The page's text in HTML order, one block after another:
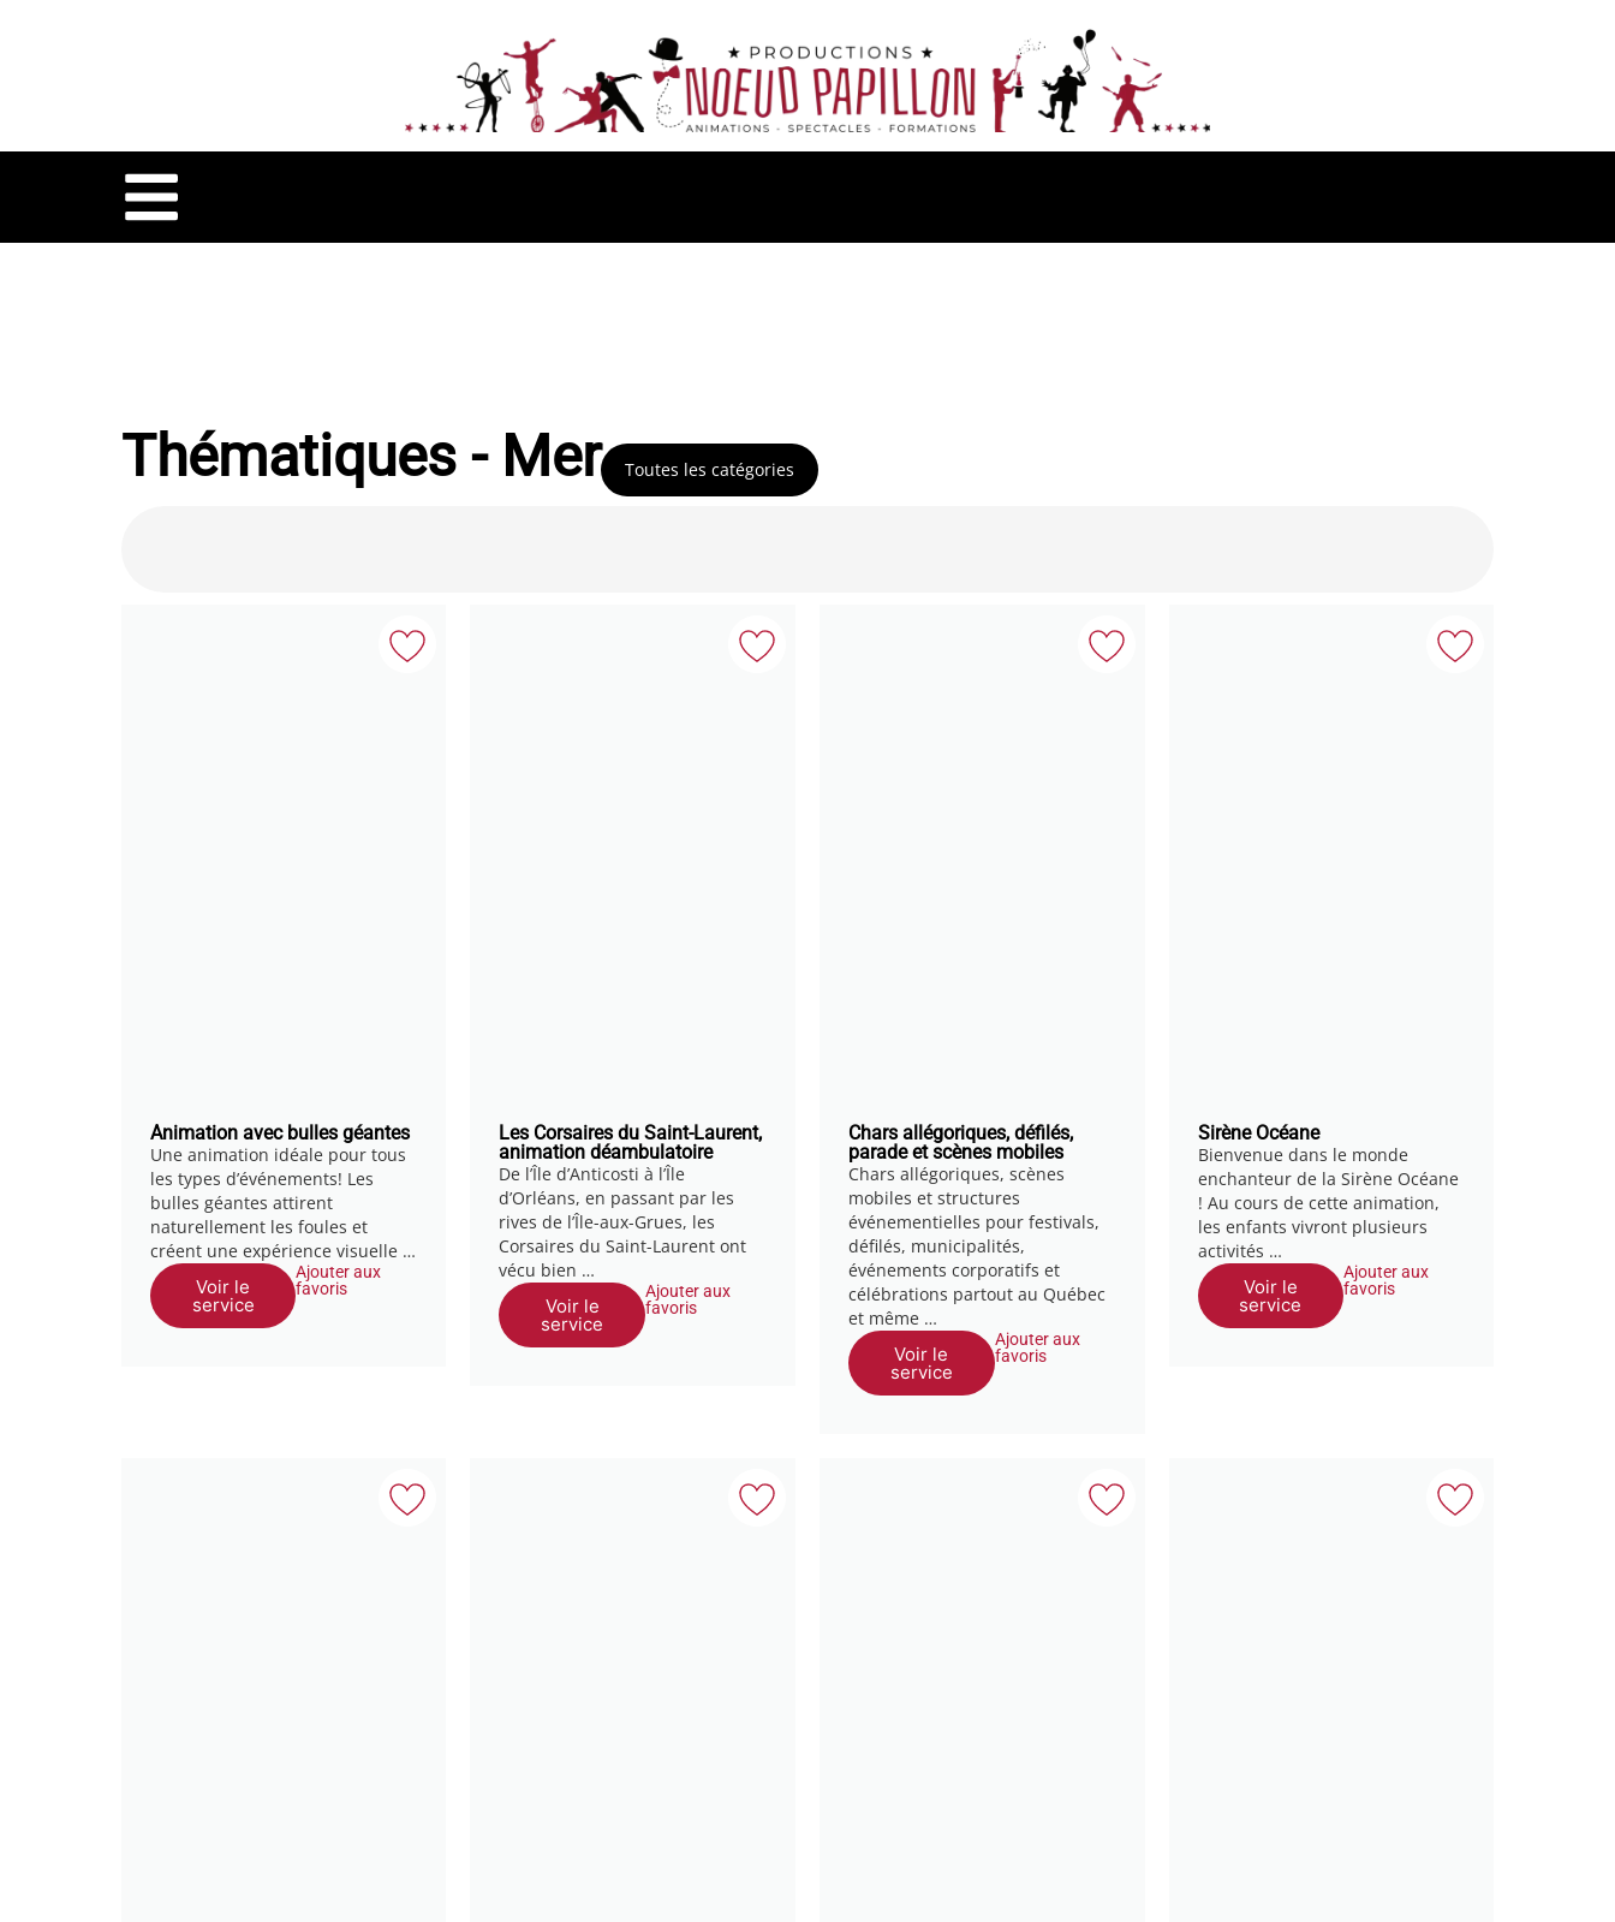
Thématiques - Mer Toutes les catégories
Animation avec bulles géantes
Une animation idéale pour tous
les types d’événements! Les
bulles géantes attirent
naturellement les foules et
créent une expérience visuelle …
Voir le
service
Ajouter aux
favoris
Les Corsaires du Saint-Laurent,
animation déambulatoire
De l’Île d’Anticosti à l’Île
d’Orléans, en passant par les
rives de l’Île-aux-Grues, les
Corsaires du Saint-Laurent ont
vécu bien …
Voir le
service
Ajouter aux
favoris
Chars allégoriques, défilés,
parade et scènes mobiles
Chars allégoriques, scènes
mobiles et structures
événementielles pour festivals,
défilés, municipalités,
événements corporatifs et
célébrations partout au Québec
et même …
Voir le
service
Ajouter aux
favoris
Sirène Océane
Bienvenue dans le monde
enchanteur de la Sirène Océane
! Au cours de cette animation,
les enfants vivront plusieurs
activités …
Voir le
service
Ajouter aux
favoris